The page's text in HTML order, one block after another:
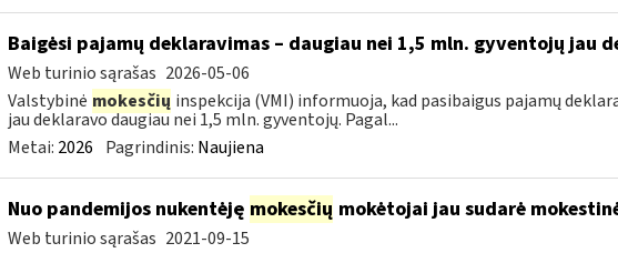
Baigėsi pajamų deklaravimas – daugiau nei 1,5 mln. gyventojų jau
Web turinio sąrašas 2026-05-06
Valstybinė mokesčių inspekcija (VMI) informuoja, kad pasibaigus pajamų
jau deklaravo daugiau nei 1,5 mln. gyventojų. Pagal...
Metai: 2026 Pagrindinis: Naujiena
Nuo pandemijos nukentėję mokesčių mokėtojai jau sudarė
Web turinio sąrašas 2021-09-15